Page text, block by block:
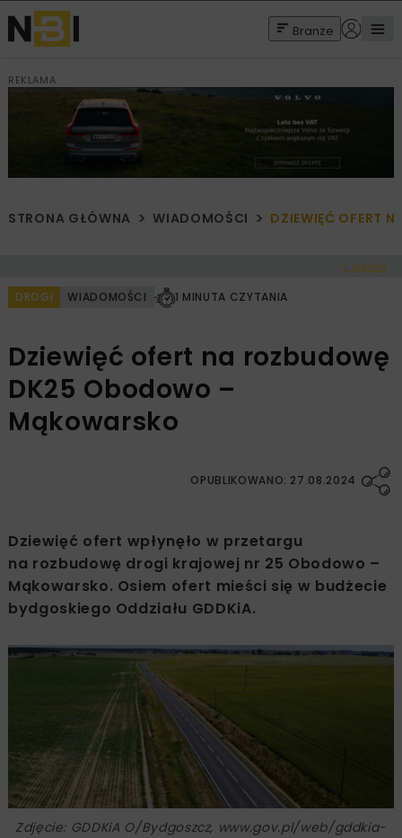
Branże
REKLAMA
STRONA GŁÓWNA WIADOMOŚCI DZIEWIĘĆ OFERT
< Cofnij
DROGI WIADOMOŚCI 1 MINUTA CZYTANIA
Dziewięć ofert na rozbudowę
DK25 Obodowo –
Mąkowarsko
OPUBLIKOWANO: 27.08.2024
Dziewięć ofert wpłynęło w przetargu
na rozbudowę drogi krajowej nr 25 Obodowo –
Mąkowarsko. Osiem ofert mieści się w budżecie
bydgoskiego Oddziału GDDKiA.
Zdjęcie: GDDKiA O/Bydgoszcz, www.gov.pl/web/gddkia-